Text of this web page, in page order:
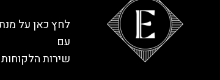
לחץ כאן על
עם
שירות